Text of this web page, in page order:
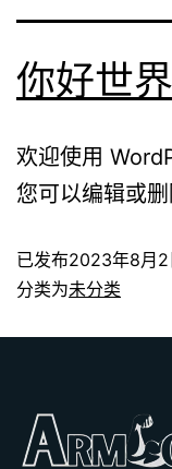
你好世界
欢迎使用
您可以编辑或删
已发布2023年8月2
分类为未分类